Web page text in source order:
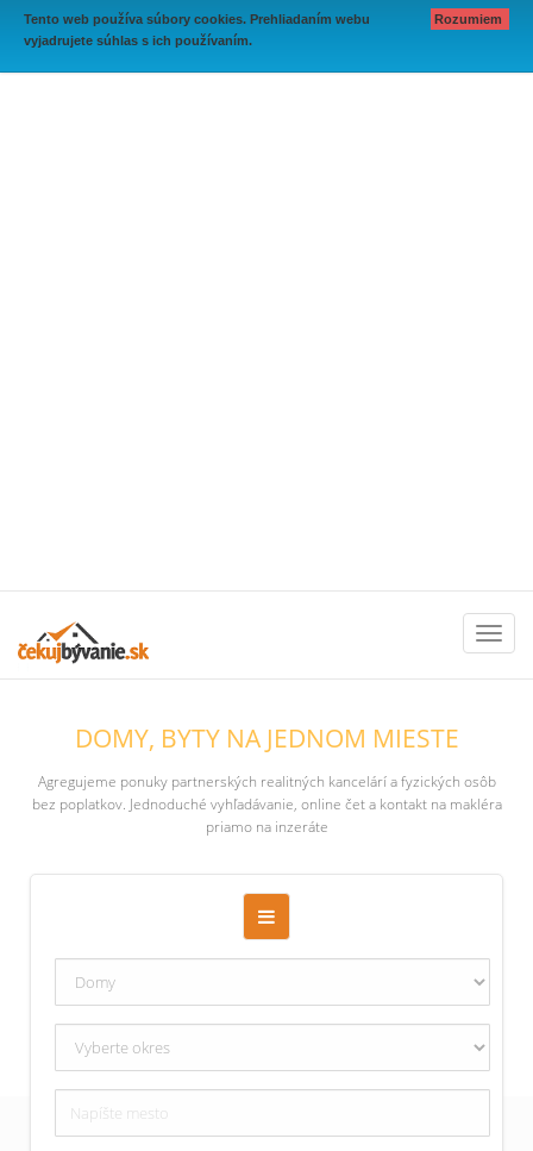
Tento web používa súbory cookies. Prehliadaním webu
vyjadrujete súhlas s ich používaním.
Rozumiem
DOMY, BYTY NA JEDNOM MIESTE
Agregujeme ponuky partnerských realitných kancelárí a fyzických osôb
bez poplatkov. Jednoduché vyhľadávanie, online čet a kontakt na makléra
priamo na inzeráte